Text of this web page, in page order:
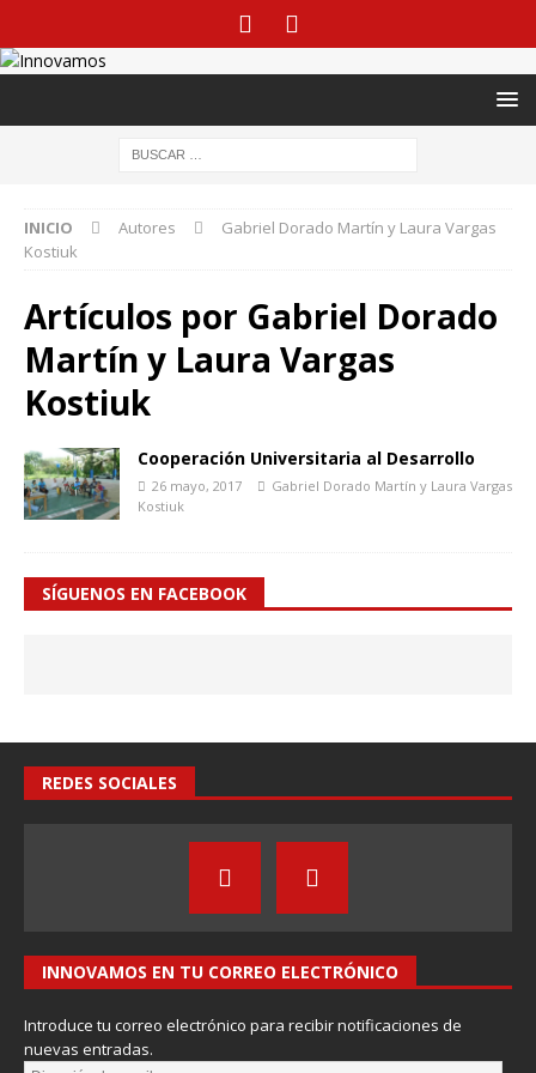
INICIO Autores
Gabriel Dorado Martín y Laura Vargas
Kostiuk
Artículos por Gabriel Dorado
Martín y Laura Vargas
Kostiuk
Cooperación Universitaria al Desarrollo
26 mayo, 2017
Gabriel Dorado Martín y Laura Vargas
Kostiuk
SÍGUENOS EN FACEBOOK
REDES SOCIALES
INNOVAMOS EN TU CORREO ELECTRÓNICO
Introduce tu correo electrónico para recibir notificaciones de
nuevas entradas.